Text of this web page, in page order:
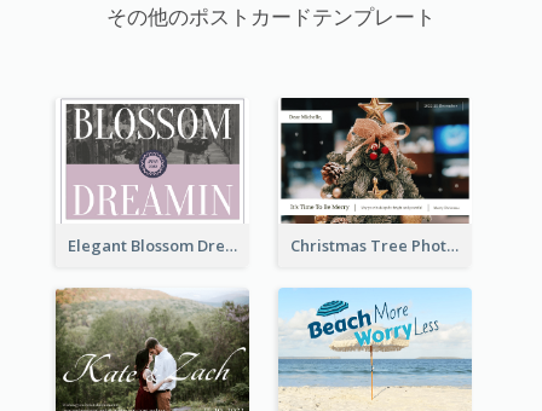
その他のポストカードテンプレート
Elegant Blossom Dreamy Design Postcard Christmas Tree Photo Christmas Holidays Post Card